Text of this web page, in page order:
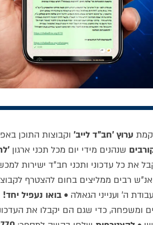
ערוץ 'חב"ד לייב' וקבוצות התוכן
שנהנים מידי יום מכל תכני ארגון
את כל עדכוני ותכני חב"ד ישירות
רבים ממליצים בחום להצטרף
ה' וענייני הגאולה • בואו נעפיל יחד!
ומשפחה, כדי שגם הם יקבלו את
•
בקרוב: הרב
הצצה לאולפן